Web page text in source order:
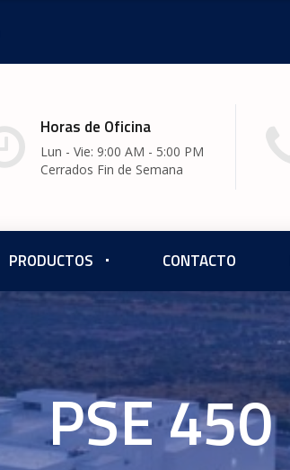
Horas de Oficina
Lun - Vie: 9:00 AM - 5:00 PM
Cerrados Fin de Semana
PRODUCTOS CONTACTO
PSE 450